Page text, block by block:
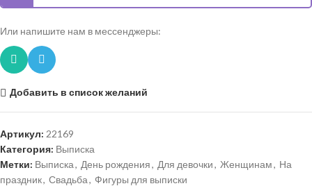
Или напишите нам в мессенджеры:
Добавить в список желаний
Артикул: 22169
Категория: Выписка
Метки: Выписка, День рождения, Для девочки, Женщинам, На
праздник, Свадьба, Фигуры для выписки